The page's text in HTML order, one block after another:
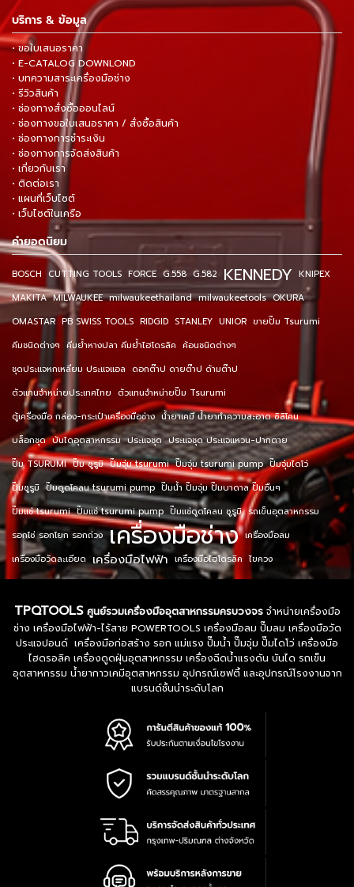
บริการ & ข้อมูล
• ขอใบเสนอราคา
• E-CATALOG DOWNLOND
• บทความสาระเครื่องมือช่าง
• รีวิวสินค้า
• ช่องทางสั่งซื้อออนไลน์
• ช่องทางขอใบเสนอราคา / สั่งซื้อสินค้า
• ช่องทางการชำระเงิน
• ช่องทางการจัดส่งสินค้า
• เกี่ยวกับเรา
• ติดต่อเรา
• แผนที่เว็บไซต์
• เว็บไซต์ในเครือ
คำยอดนิยม
BOSCH CUTTING TOOLS FORCE G.558 G.582 KENNEDY KNIPEX
MAKITA MILWAUKEE milwaukeethailand milwaukeetools OKURA
OMASTAR PB SWISS TOOLS RIDGID STANLEY UNIOR ขายปั๊ม Tsurumi
คีมชนิดต่างๆ คีมย้ำหางปลา คีมย้ำไฮโดรลิค ค้อนชนิดต่างๆ
ชุดประแจหกเหลี่ยม ประแจแอล ดอกต๊าป ดายต๊าป ด้ามต๊าป
ตัวแทนจำหน่ายประเทศไทย ตัวแทนจำหน่ายปั๊ม Tsurumi
ตู้เครื่องมือ กล่อง-กระเป๋าเครื่องมือช่าง น้ำยาเคมี น้ำยาทำความสะอาด ซิลิโคน
บล็อกชุด บันไดอุตสาหกรรม ประแจชุด ประแจชุด ประแจแหวน-ปากตาย
ปั๊ม TSURUMI ปั๊ม ซูรูมิ ปั๊มจุ่ม tsurumi ปั๊มจุ่ม tsurumi pump ปั๊มจุ่มไดโว่
ปั๊มซูรูมิ ปั๊มดูดโคลน tsurumi pump ปั๊มน้ำ ปั๊มจุ่ม ปั๊มบาดาล ปั๊มอื่นๆ
ปั๊มแช่ tsurumi ปั๊มแช่ tsurumi pump ปั๊มแช่ดูดโคลน ซูรูมิ รถเข็นอุตสาหกรรม
รอกโซ่ รอกโยก รอกถ่วง เครื่องมือช่าง เครื่องมือลม
เครื่องมือวัดละเอียด เครื่องมือไฟฟ้า เครื่องมือไฮโดรลิค ไขควง
TPQTOOLS ศูนย์รวมเครื่องมืออุตสาหกรรมครบวงจรจำหน่ายเครื่องมือ
ช่าง เครื่องมือไฟฟ้า-ไร้สาย POWERTOOLS เครื่องมือลม ปั๊มลม เครื่องมือวัด
ประแจปอนด์ เครื่องมือก่อสร้าง รอก แม่แรง ปั๊มน้ำ ปั๊มจุ่ม ปั๊มไดโว่ เครื่องมือ
ไฮดรอลิค เครื่องดูดฝุ่นอุตสาหกรรม เครื่องฉีดน้ำแรงดัน บันได รถเข็น
อุตสาหกรรม น้ำยากาวเคมีอุตสาหกรรม อุปกรณ์เซฟตี้ และอุปกรณ์โรงงานจาก
แบรนด์ชั้นนำระดับโลก